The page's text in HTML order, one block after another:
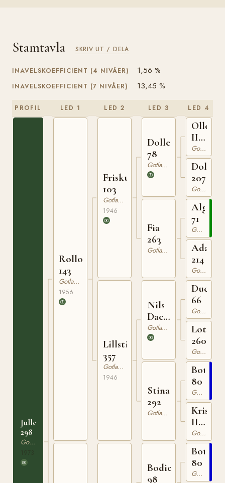
Stamtavla SKRIV UT / DELA
INAVELSKOEFFICIENT (4 NIVÅER) 1,56 %
INAVELSKOEFFICIENT (7 NIVÅER) 13,45 %
PROFIL
Julle
298
Gotlandsruss
LED 1
Rollo
143
Gotlandsruss
1956
LED 2
Friskus
103
Gotlandsruss
1946
Lillstinta
357
Gotlandsruss
1946
LED 3
Dolle
78
Gotlandsruss
Fia
263
Gotlandsruss
Nils
Dacke
94 Gotlandsruss
Stina
292
Gotlandsruss
Bodick
98
LED 4
Olle
III
63Gotlandsruss
Dolla
207
Gotlandsruss
Algo
71
Gotlandsruss
Ada
214
Gotlandsruss
Ducke
66
Gotlandsruss
Lotta
260
Gotlandsruss
Botajr
80
Gotlandsruss
Kristina
II
252Gotlandsruss
Botajr
80
Gotlandsruss